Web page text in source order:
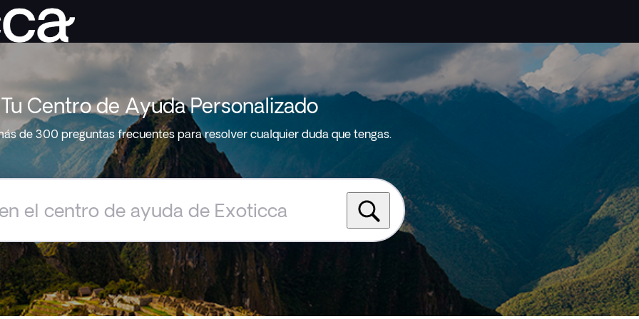
Tu Centro de Ayuda Personalizado
de 300 preguntas frecuentes para resolver cualquier duda que tengas.